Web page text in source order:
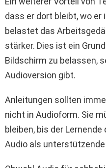
dass er dort bleibt, wo
belastet das
stärker. Dies ist ein
Bildschirm zu belassen,
Audioversion gibt.
Anleitungen sollten
nicht in Audioform. Sie
bleiben, bis der
Audio als